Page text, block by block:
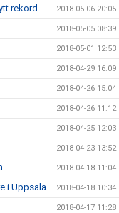
rekord 2018-05-06 20:05
2018-05-05 08:39
2018-05-01 12:53
2018-04-29 16:09
2018-04-26 15:04
2018-04-26 11:12
2018-04-25 12:03
2018-04-23 13:52
2018-04-18 11:04
i Uppsala 2018-04-18 10:34
2018-04-17 11:28